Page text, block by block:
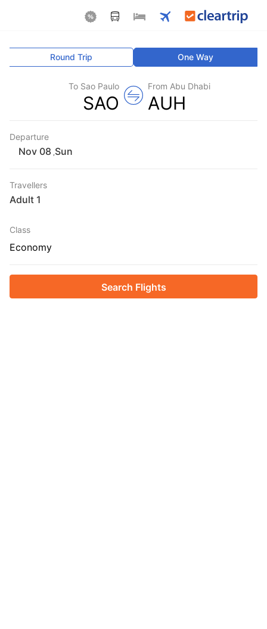
One Way
Round Trip
From Abu Dhabi
AUH
To Sao Paulo
SAO
Departure
Sun
Travellers
1 Adult
Class
Economy